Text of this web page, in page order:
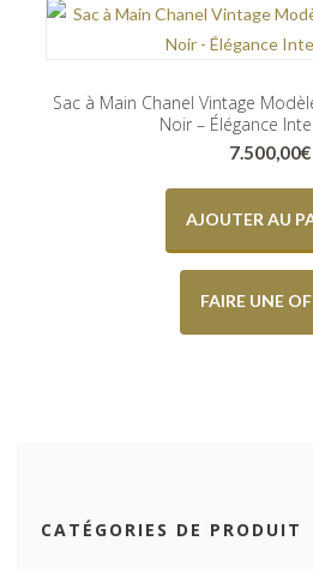
Sac à Main Chanel Vintage
Noir – Élégance
7.500,00€
AJOUTER AU
FAIRE UNE
CATÉGORIES DE PRODUIT